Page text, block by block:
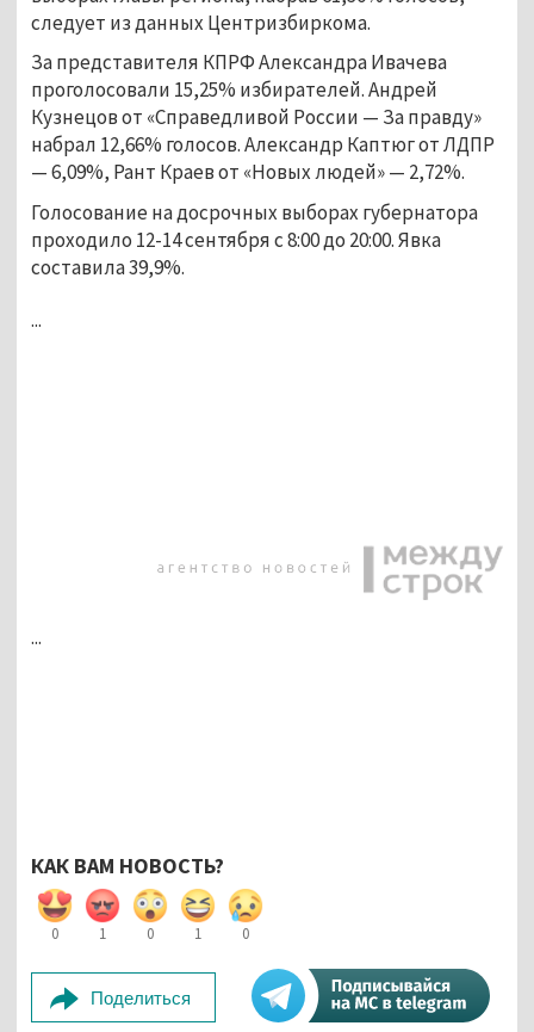
следует из данных Центризбиркома.
За представителя КПРФ Александра Ивачева
проголосовали 15,25% избирателей. Андрей
Кузнецов от «Справедливой России — За правду»
набрал 12,66% голосов. Александр Каптюг от ЛДПР
— 6,09%, Рант Краев от «Новых людей» — 2,72%.
Голосование на досрочных выборах губернатора
проходило 12-14 сентября с 8:00 до 20:00. Явка
составила 39,9%.
...
...
КАК ВАМ НОВОСТЬ?
0 1 0 1 0
Поделиться